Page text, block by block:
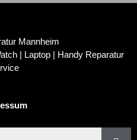
Mannheim
| Laptop | Handy Reparatur